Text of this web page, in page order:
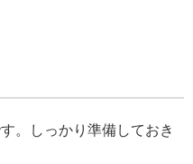
。しっかり準備しておき